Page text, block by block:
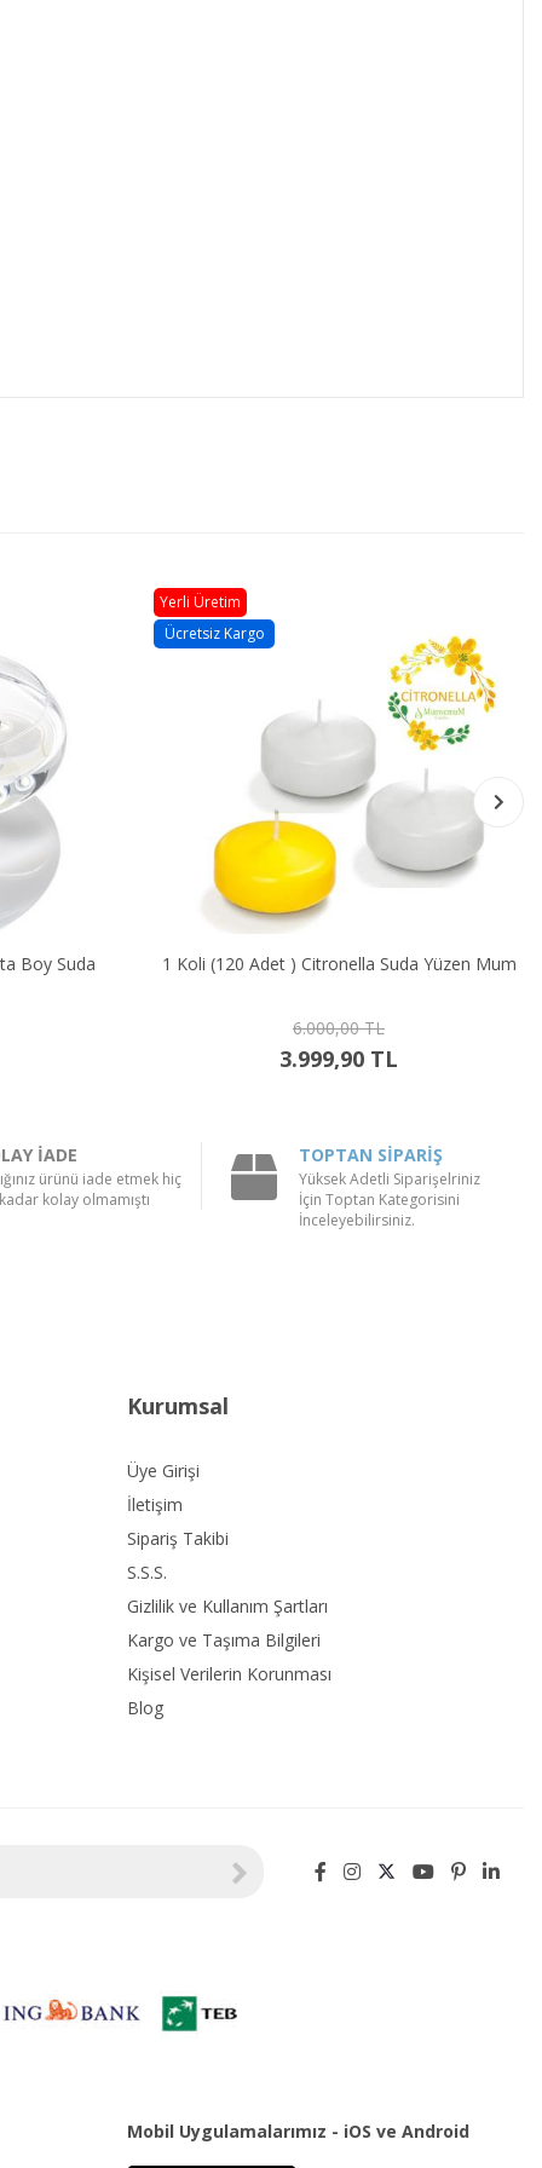
Suda
1 Koli (120 Adet ) Citronella Suda Yüzen Mum
6.000,00 TL
3.999,90 TL
Yerli Üretim
Ücretsiz Kargo
İADE
ürünü iade etmek hiç
kolay olmamıştı
TOPTAN SİPARİŞ
Yüksek Adetli Siparişelriniz
İçin Toptan Kategorisini
İnceleyebilirsiniz.
Kurumsal
Üye Girişi
İletişim
Sipariş Takibi
S.S.S.
Gizlilik ve Kullanım Şartları
Kargo ve Taşıma Bilgileri
Kişisel Verilerin Korunması
Blog
Mobil Uygulamalarımız - iOS ve Android